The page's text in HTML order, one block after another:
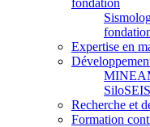
fondation
Expertise en
MINEA
Silo
Recherche et
Formation